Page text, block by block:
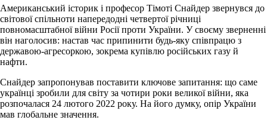
Американський історик і професор Тімоті Снайдер звернувся до
світової спільноти напередодні четвертої річниці
повномасштабної війни Росії проти України. У своєму зверненні
він наголосив: настав час припинити будь-яку співпрацю з
державою-агресоркою, зокрема купівлю російських газу й
нафти.
Снайдер запропонував поставити ключове запитання: що саме
українці зробили для світу за чотири роки великої війни, яка
розпочалася 24 лютого 2022 року. На його думку, опір України
мав глобальне значення.